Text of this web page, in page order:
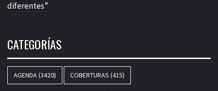
diferentes”
CATEGORÍAS
AGENDA(3420) COBERTURAS (415)